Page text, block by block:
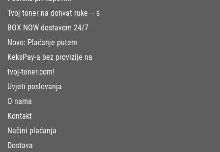
Tvoj toner na dohvat ruke – s
BOX NOW dostavom 24/7
Novo: Plaćanje putem
KeksPay-a bez provizije na
tvoj-toner.com!
Uvjeti poslovanja
O nama
Kontakt
Načini plaćanja
Dostava